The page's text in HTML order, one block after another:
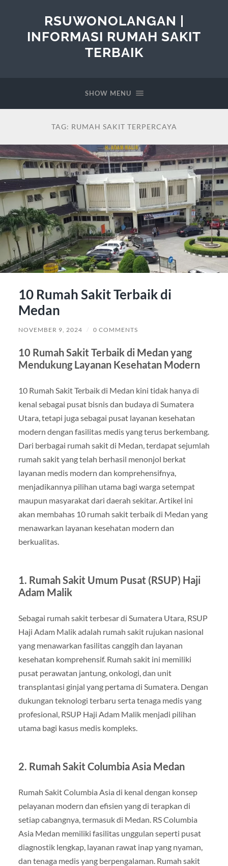
RSUWONOLANGAN |
INFORMASI RUMAH SAKIT
TERBAIK
SHOW MENU
TAG: RUMAH SAKIT TERPERCAYA
10 Rumah Sakit Terbaik di
Medan
NOVEMBER 9, 2024 / 0 COMMENTS
10 Rumah Sakit Terbaik di Medan yang
Mendukung Layanan Kesehatan Modern
10 Rumah Sakit Terbaik di Medan kini tidak hanya di
kenal sebagai pusat bisnis dan budaya di Sumatera
Utara, tetapi juga sebagai pusat layanan kesehatan
modern dengan fasilitas medis yang terus berkembang.
Dari berbagai rumah sakit di Medan, terdapat sejumlah
rumah sakit yang telah berhasil menonjol berkat
layanan medis modern dan komprehensifnya,
menjadikannya pilihan utama bagi warga setempat
maupun masyarakat dari daerah sekitar. Artikel ini
akan membahas 10 rumah sakit terbaik di Medan yang
menawarkan layanan kesehatan modern dan
berkualitas.
1. Rumah Sakit Umum Pusat (RSUP) Haji
Adam Malik
Sebagai rumah sakit terbesar di Sumatera Utara, RSUP
Haji Adam Malik adalah rumah sakit rujukan nasional
yang menawarkan fasilitas canggih dan layanan
kesehatan komprehensif. Rumah sakit ini memiliki
pusat perawatan jantung, onkologi, dan unit
transplantasi ginjal yang pertama di Sumatera. Dengan
dukungan teknologi terbaru serta tenaga medis yang
profesional, RSUP Haji Adam Malik menjadi pilihan
utama bagi kasus medis kompleks.
2. Rumah Sakit Columbia Asia Medan
Rumah Sakit Columbia Asia di kenal dengan konsep
pelayanan modern dan efisien yang di terapkan di
setiap cabangnya, termasuk di Medan. RS Columbia
Asia Medan memiliki fasilitas unggulan seperti pusat
diagnostik lengkap, layanan rawat inap yang nyaman,
dan tenaga medis yang berpengalaman. Rumah sakit